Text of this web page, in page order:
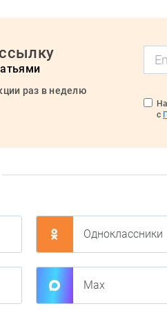
раз в неделю
с
Одноклассники
Max